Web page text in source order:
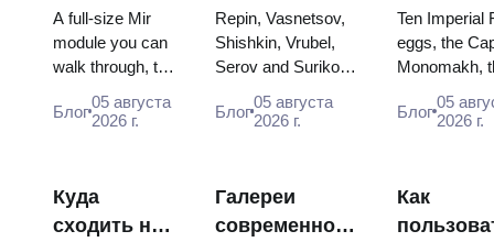
ВДНХ:
внутри
самой
большой
космической
A full-size Mir
module you can
walk through, the
model, scorched
flight...
Блог05 августа
2026 г.
Шедевры:
картины, ради
которых стоит
строить
планы
Repin, Vasnetsov,
Shishkin, Vrubel,
Serov and Surikov
stop people, where
Блог05 августа
2026 г.
яйца
троны и
одеяния
Ten Imperial
eggs, the
Monomakh,
boy tsars
Блог 05
2026 г.
Куда
сходить на
Галереи
современного
Как